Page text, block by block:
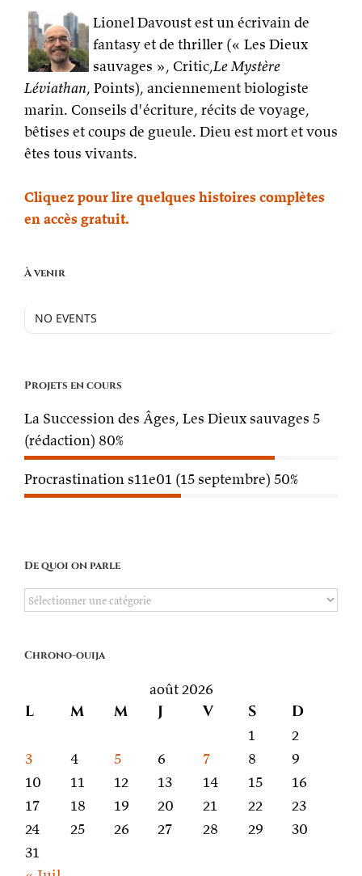
Lionel Davoust est un écrivain de
fantasy et de thriller (« Les Dieux
sauvages », Critic,Le Mystère
Léviathan, Points), anciennement biologiste
marin. Conseils d'écriture, récits de voyage,
bêtises et coups de gueule. Dieu est mort et vous
êtes tous vivants.
Cliquez pour lire quelques histoires complètes
en accès gratuit.
À venir
NO EVENTS
Projets en cours
La Succession des Âges, Les Dieux sauvages 5
(rédaction) 80%
Procrastination s11e01 (15 septembre) 50%
De quoi on parle
De
parle
Chrono-ouija
août 2026
L M M J V S D
1
2
3
4 5 6 7 8
9
10
11 12 13 14 15
16
17
18 19 20 21 22
23
24
25 26 27 28 29
30
31